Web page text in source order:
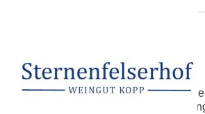
Weingut Sternenfelserhof
Das Weingut Sternenfelserhof in
Winzermeister Rudolf Kopp und